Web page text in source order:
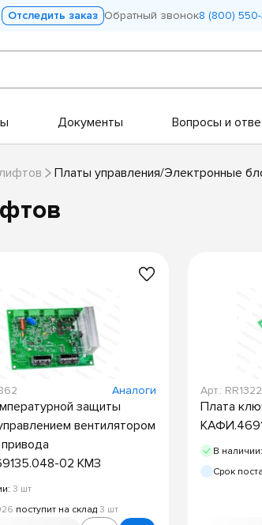
Отследить заказ Обратный звонок8 (800)
Документы Вопросы и
Платы управления/Электронные
Аналоги
защиты
вентилятором
02 КМЗ
3 шт
поступит на склад 3 шт
Арт.:
Плата
В наличии:
Срок